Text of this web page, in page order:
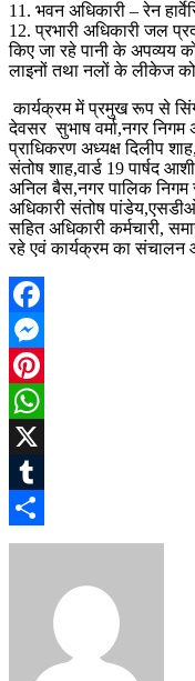
11. भवन अधिकारी – रेन
12. प्रभारी अधिकारी जल
किए जा रहे पानी के अपव्यय
लाइनों तथा नलों के लीकेज
कार्यक्रम में प्रमुख रूप से
देवसर सुभाष वर्मा,नगर निगम
प्राधिकरण अध्यक्ष दिलीप
संतोष शाह,वार्ड 19 पार्षद
अनिल बैस,नगर पालिक
अधिकारी संतोष पांडेय,एसडीओ
सहित अधिकारी कर्मचारी,
रहे एवं कार्यक्रम का संचालन
Facebook
Messenger
Pinterest
WhatsApp
X
Tumblr
Share